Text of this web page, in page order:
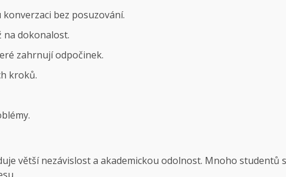
bez posuzování.
na dokonalost.
zahrnují odpočinek.
kroků.
větší nezávislost a akademickou odolnost. Mnoho studentů